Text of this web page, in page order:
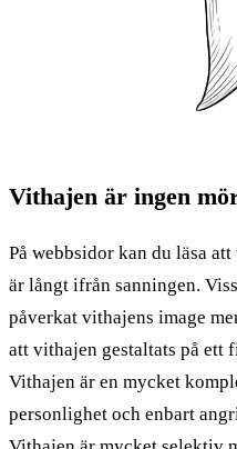
Vithajen är ingen
På webbsidor kan du läsa
är långt ifrån sanningen.
påverkat vithajens image
att vithajen gestaltats på
Vithajen är en mycket
personlighet och enbart